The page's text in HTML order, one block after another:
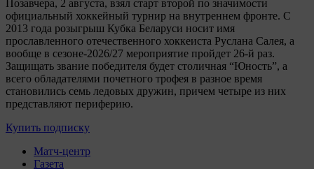
Позавчера, 2 августа, взял старт второй по значимости
официальный хоккейный турнир на внутреннем фронте. C
2013 года розыгрыш Кубка Беларуси носит имя
прославленного отечественного хоккеиста Руслана Салея, а
вообще в сезоне-2026/27 мероприятие пройдет 26-й раз.
Защищать звание победителя будет столичная “Юность”, а
всего обладателями почетного трофея в разное время
становились семь ледовых дружин, причем четыре из них
представляют периферию.
Купить подписку
Матч-центр
Газета